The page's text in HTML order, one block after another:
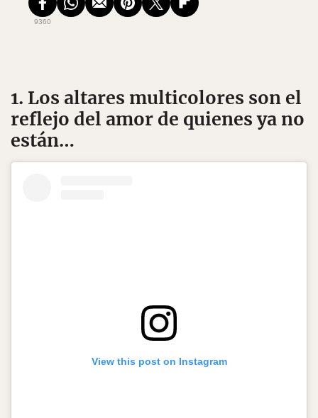
9360
1. Los altares multicolores son el
reflejo del amor de quienes ya no
están…
View this post on Instagram